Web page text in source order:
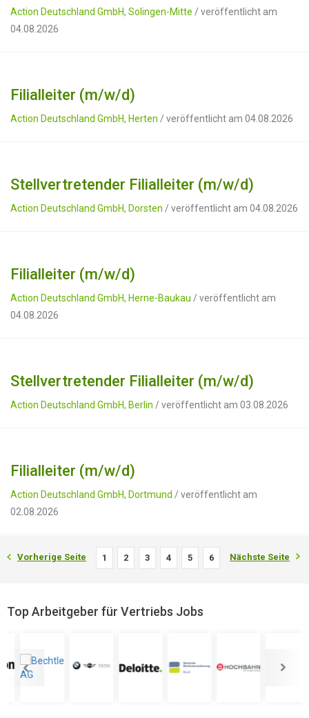
Action Deutschland GmbH, Solingen-Mitte / veröffentlicht am
04.08.2026
Filialleiter (m/w/d)
Action Deutschland GmbH, Herten / veröffentlicht am 04.08.2026
Stellvertretender Filialleiter (m/w/d)
Action Deutschland GmbH, Dorsten / veröffentlicht am 04.08.2026
Filialleiter (m/w/d)
Action Deutschland GmbH, Herne-Baukau / veröffentlicht am
04.08.2026
Stellvertretender Filialleiter (m/w/d)
Action Deutschland GmbH, Berlin / veröffentlicht am 03.08.2026
Filialleiter (m/w/d)
Action Deutschland GmbH, Dortmund / veröffentlicht am
02.08.2026
Vorherige Seite 1 2 3 4 5 6 Nächste Seite
Top Arbeitgeber für Vertriebs Jobs